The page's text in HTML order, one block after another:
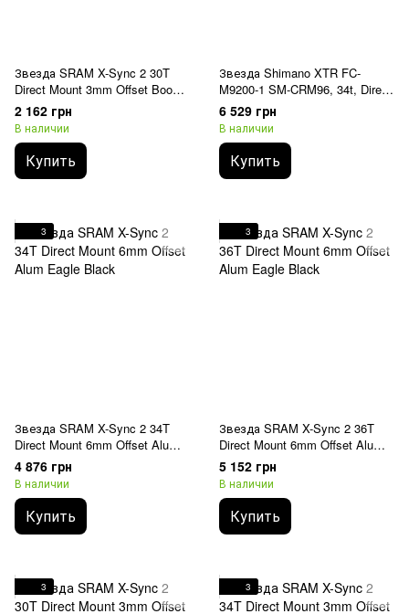
Звезда SRAM X-Sync 2 30T
Direct Mount 3mm Offset Boost
Eagle Cold Forged Lunar Grey
(finish of GX Eagle C1 matches
crank arms)
2 162 грн
В наличии
Купить
Звезда Shimano XTR FC-
M9200-1 SM-CRM96, 34t, Direct
Mount, 12-speed
6 529 грн
В наличии
Купить
3
Звезда SRAM X-Sync 2 34T
Direct Mount 6mm Offset Alum
Eagle Black
4 876 грн
В наличии
Купить
3
Звезда SRAM X-Sync 2 36T
Direct Mount 6mm Offset Alum
Eagle Black
5 152 грн
В наличии
Купить
3 3